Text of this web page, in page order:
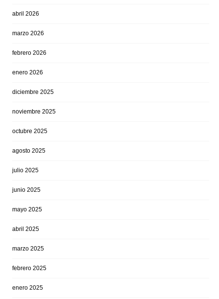
abril 2026
marzo 2026
febrero 2026
enero 2026
diciembre 2025
noviembre 2025
octubre 2025
agosto 2025
julio 2025
junio 2025
mayo 2025
abril 2025
marzo 2025
febrero 2025
enero 2025